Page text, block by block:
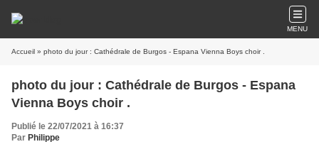
MENU
Accueil » photo du jour : Cathédrale de Burgos - Espana Vienna Boys choir .
photo du jour : Cathédrale de Burgos - Espana
Vienna Boys choir .
Publié le 22/07/2021 à 16:37
Par Philippe